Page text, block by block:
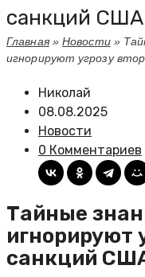
санкций США
Главная»Новости»
игнорируют угрозу
Николай
08.08.2025
Новости
0 Комментариев
Тайные
игнорируют
санкций